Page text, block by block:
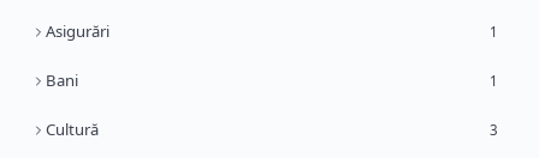
Asigurări 1
Bani 1
Cultură 3